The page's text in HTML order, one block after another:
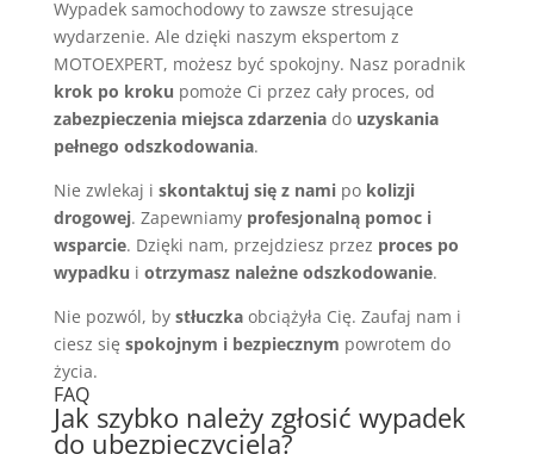
Wypadek samochodowy to zawsze stresujące
wydarzenie. Ale dzięki naszym ekspertom z
MOTOEXPERT, możesz być spokojny. Nasz poradnik
krok po kroku pomoże Ci przez cały proces, od
zabezpieczenia miejsca zdarzeniado uzyskania
pełnego odszkodowania.
Nie zwlekaj i skontaktuj się z namipo kolizji
drogowej. Zapewniamy profesjonalną pomoc i
wsparcie. Dzięki nam, przejdziesz przez proces po
wypadku i otrzymasz należne odszkodowanie.
Nie pozwól, by stłuczkaobciążyła Cię. Zaufaj nam i
ciesz się spokojnym i bezpiecznym powrotem do
życia.
FAQ
Jak szybko należy zgłosić wypadek
do ubezpieczyciela?